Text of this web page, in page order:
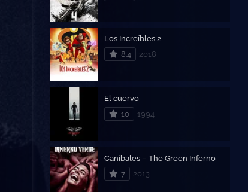
Los Increíbles 2
8.4
2018
El cuervo
10
1994
Caníbales – The Green Inferno
7
2013